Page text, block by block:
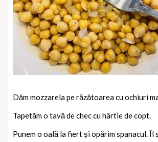
Dăm mozzarela pe răzătoarea cu ochiuri
Tapetăm o tavă de chec cu hârtie de copt.
Punem o oală la fiert și opărim spanacul. Îl